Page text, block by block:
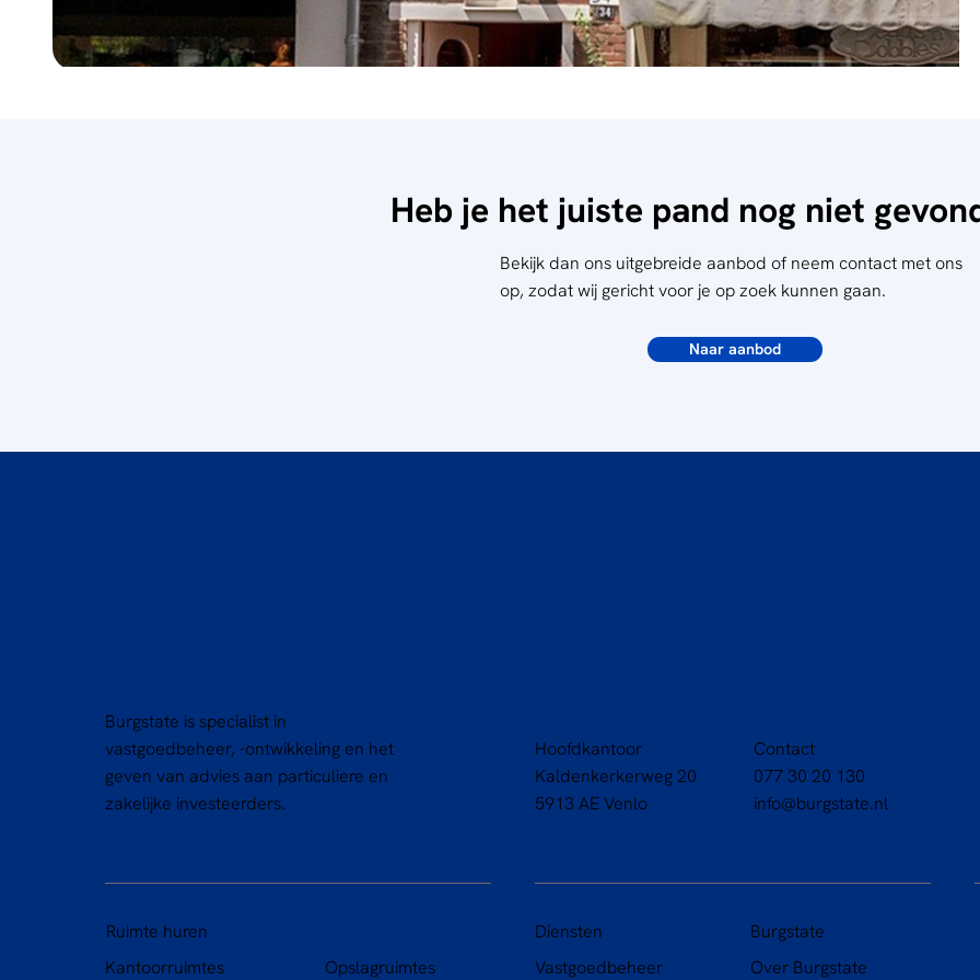
Heb je het juiste pand nog niet
Bekijk dan ons uitgebreide aanbod of neem contact met ons
op, zodat wij gericht voor je op zoek kunnen gaan.
Naar aanbod
Burgstate is specialist in
vastgoedbeheer, -ontwikkeling en het
geven van advies aan particuliere en
zakelijke investeerders.
Hoofdkantoor
Kaldenkerkerweg 20
5913 AE Venlo
Contact
077 30 20 130
info@burgstate.nl
Ruimte huren
Kantoorruimtes
Opslagruimtes
Diensten
Vastgoedbeheer
Burgstate
Over Burgstate